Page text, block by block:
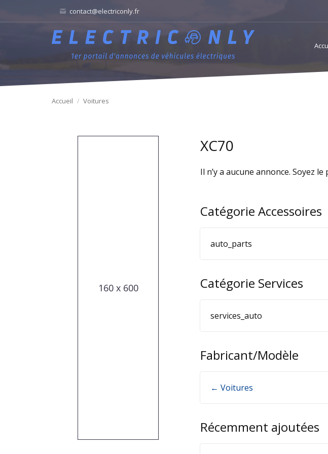
contact@electriconly.fr
Accessoires
Accueil Voitures
160 x 600
XC70
Il n’y a aucune annonce. Soyez le
Catégorie Accessoires
auto_parts
Catégorie Services
services_auto
Fabricant/Modèle
← Voitures
Récemment ajoutées